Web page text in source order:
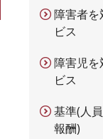
障害者を
ビス
障害児を
ビス
基準(人
報酬)